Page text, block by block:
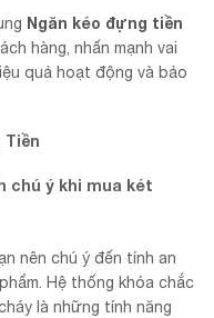
Ngăn kéo đựng tiền
hàng, nhấn mạnh vai
quả hoạt động và bảo
chú ý khi mua két
nên chú ý đến tính an
Hệ thống khóa chắc
là những tính năng